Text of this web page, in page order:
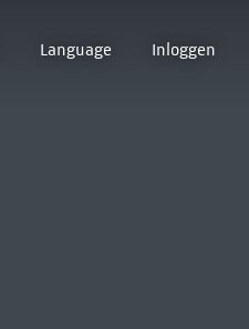
Language Inloggen